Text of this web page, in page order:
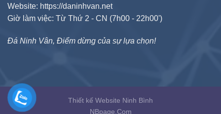
Website: https://daninhvan.net
Giờ làm việc: Từ Thứ 2 - CN (7h00 - 22h00')
Đá Ninh Vân, Điểm dừng của sự lựa chọn!
Thiết kế Website Ninh Bình
NBpage.Com